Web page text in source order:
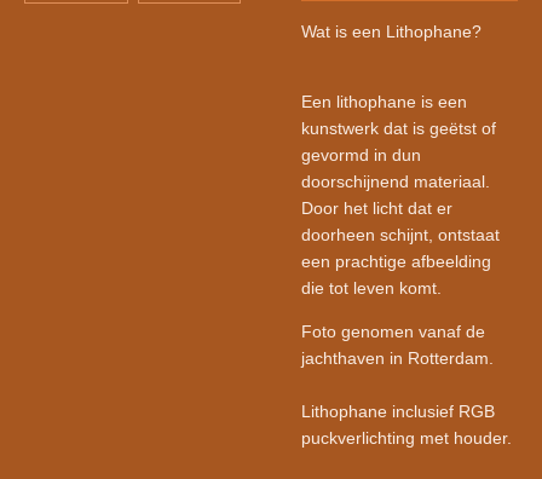
Wat is een Lithophane?
Een lithophane is een
kunstwerk dat is geëtst of
gevormd in dun
doorschijnend materiaal.
Door het licht dat er
doorheen schijnt, ontstaat
een prachtige afbeelding
die tot leven komt.
Foto genomen vanaf de
jachthaven in Rotterdam.
Lithophane inclusief RGB
puckverlichting met houder.